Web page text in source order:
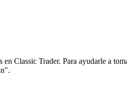
Classic Trader. Para ayudarle a